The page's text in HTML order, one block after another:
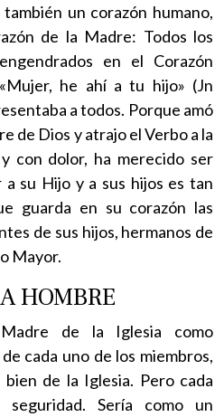
un corazón humano,
de la Madre: Todos los
en el Corazón
he ahí a tu hijo» (Jn
a todos. Porque amó
de Dios y atrajo el Verbo a la
con dolor, ha merecido ser
su Hijo y a sus hijos es tan
guarda en su corazón las
de sus hijos, hermanos de
Mayor.
HOMBRE
de la Iglesia como
cada uno de los miembros,
de la Iglesia. Pero cada
Sería como un